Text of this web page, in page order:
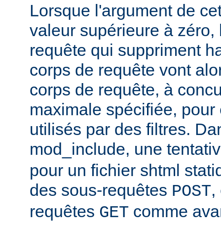
Lorsque l'argument de
valeur supérieure à
requête qui suppriment
corps de requête vont
corps de requête, à
maximale spécifiée,
utilisés par des filtres.
mod_include, une
pour un fichier shtml
des sous-requêtes POST,
requêtes GET comme